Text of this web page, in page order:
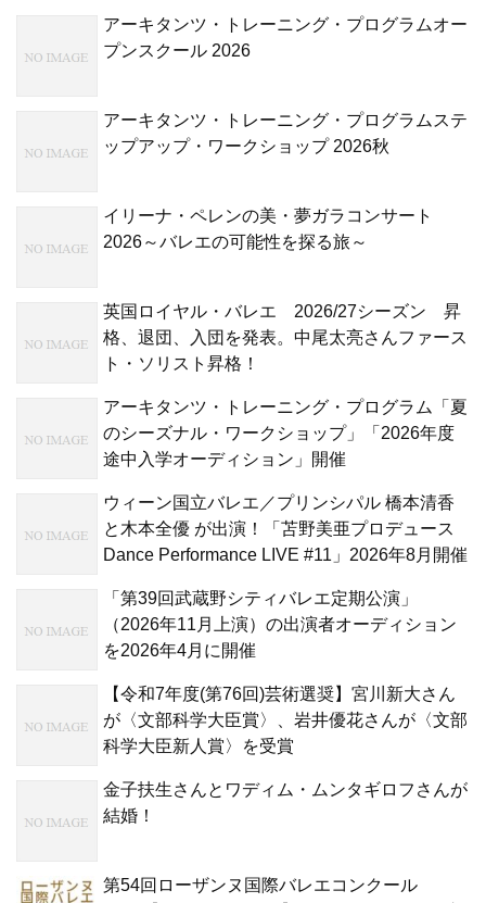
アーキタンツ・トレーニング・プログラムオー
プンスクール 2026
アーキタンツ・トレーニング・プログラムステ
ップアップ・ワークショップ 2026秋
イリーナ・ペレンの美・夢ガラコンサート
2026～バレエの可能性を探る旅～
英国ロイヤル・バレエ 2026/27シーズン 昇
格、退団、入団を発表。中尾太亮さんファース
ト・ソリスト昇格！
アーキタンツ・トレーニング・プログラム「夏
のシーズナル・ワークショップ」「2026年度
途中入学オーディション」開催
ウィーン国立バレエ／プリンシパル 橋本清香
と木本全優 が出演！「苫野美亜プロデュース
Dance Performance LIVE #11」2026年8月開催
「第39回武蔵野シティバレエ定期公演」
（2026年11月上演）の出演者オーディション
を2026年4月に開催
【令和7年度(第76回)芸術選奨】宮川新大さん
が〈文部科学大臣賞〉、岩井優花さんが〈文部
科学大臣新人賞〉を受賞
金子扶生さんとワディム・ムンタギロフさんが
結婚！
第54回ローザンヌ国際バレエコンクール